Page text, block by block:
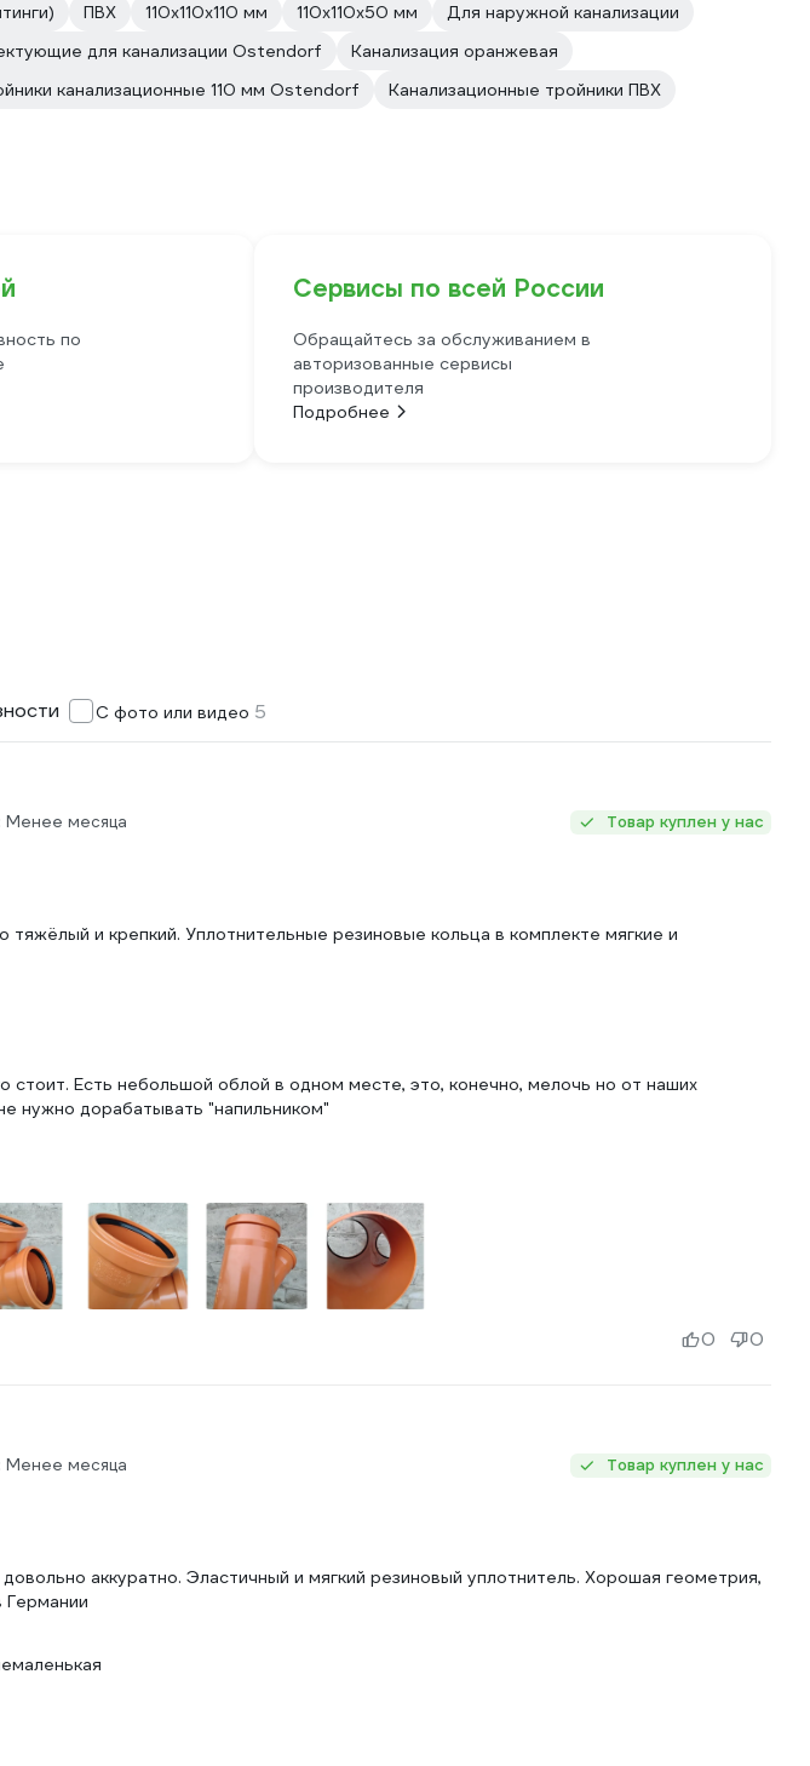
ПВХ 110х110х110 мм 110х110х50 мм
Для наружной канализации
для канализации Ostendorf
Канализация оранжевая
канализационные 110 мм Ostendorf Канализационные тройники ПВХ
по
Сервисы по всей России
Обращайтесь за обслуживанием в
авторизованные сервисы
производителя
Подробнее
С фото или видео 5
Менее месяца Товар куплен у нас
и крепкий. Уплотнительные резиновые кольца в комплекте мягкие и
Есть небольшой облой в одном месте, это, конечно, мелочь но от наших
нужно дорабатывать "напильником"
0 0
Менее месяца Товар куплен у нас
аккуратно. Эластичный и мягкий резиновый уплотнитель. Хорошая геометрия,
Германии